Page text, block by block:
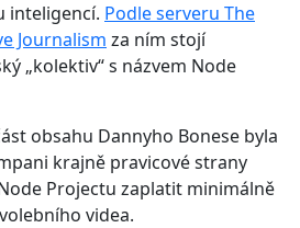
inteligencí. Podle serveru The
Journalism za ním stojí
„kolektiv“ s názvem Node
obsahu Dannyho Bonese byla
krajně pravicové strany
Projectu zaplatit minimálně
videa.